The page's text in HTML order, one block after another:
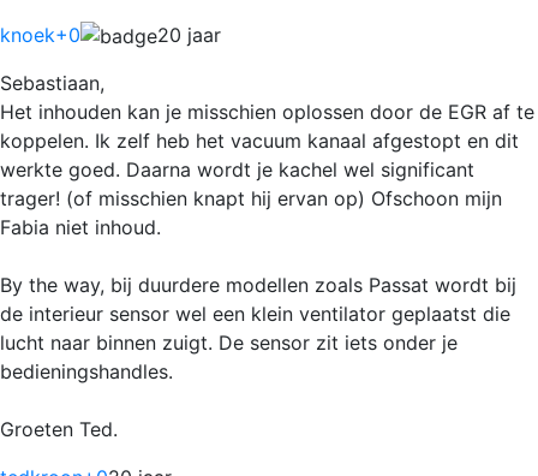
knoek+0
20 jaar
Sebastiaan,
Het inhouden kan je misschien oplossen door de EGR af te
koppelen. Ik zelf heb het vacuum kanaal afgestopt en dit
werkte goed. Daarna wordt je kachel wel significant
trager! (of misschien knapt hij ervan op) Ofschoon mijn
Fabia niet inhoud.
By the way, bij duurdere modellen zoals Passat wordt bij
de interieur sensor wel een klein ventilator geplaatst die
lucht naar binnen zuigt. De sensor zit iets onder je
bedieningshandles.
Groeten Ted.